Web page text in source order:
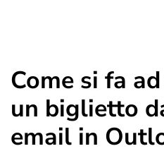
Come si fa
un biglietto
email in